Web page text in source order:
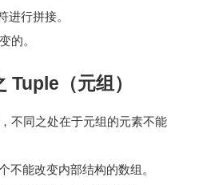
进行拼接。
的。
Tuple（元组）
不同之处在于元组的元素不能
不能改变内部结构的数组。